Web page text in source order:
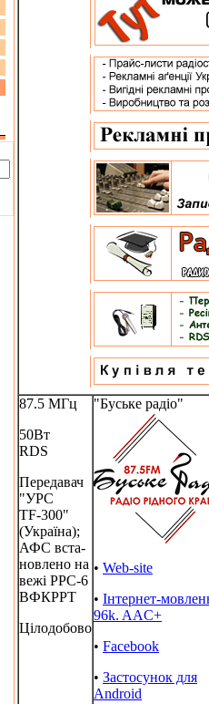
87.5 МГц
50Вт
RDS
Передавач
"УРС
TF-300"
(Україна);
АФС вста-
новлено на
вежі РРС-6
ВФКРРТ
Цілодобово
"Буське радіо"
• Web-site
• Інтернет-
96k. AAC+
• Facebook
• Застосунок для
Android